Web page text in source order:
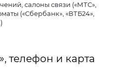
салоны связи («МТС»,
(«Сбербанк», «ВТБ24»,
телефон и карта